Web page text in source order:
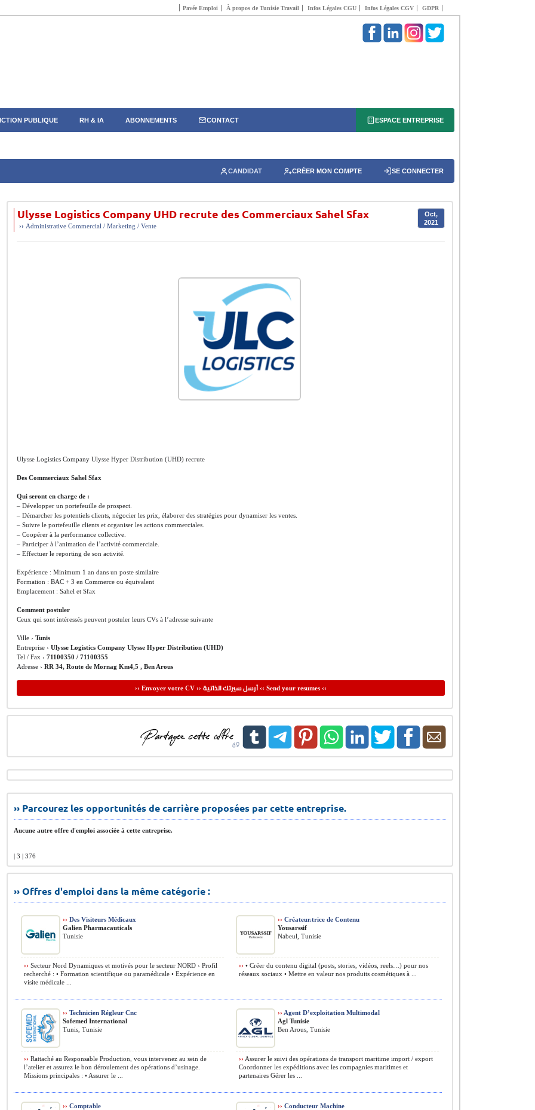
Pavée Emploi À propos de Tunisie Travail Infos Légales CGU Infos Légales CGV GDPR
PUBLIQUE RH & IA ABONNEMENTS CONTACT ESPACE ENTREPRISE
CANDIDAT CRÉER MON COMPTE SE CONNECTER
Ulysse Logistics Company UHD recrute des Commerciaux Sahel Sfax
Oct,
2021
›› Administrative Commercial / Marketing / Vente
Ulysse Logistics Company Ulysse Hyper Distribution (UHD) recrute
Des Commerciaux Sahel Sfax
Qui seront en charge de :
– Développer un portefeuille de prospect.
– Démarcher les potentiels clients, négocier les prix, élaborer des stratégies pour dynamiser les ventes.
– Suivre le portefeuille clients et organiser les actions commerciales.
– Coopérer à la performance collective.
– Participer à l’animation de l’activité commerciale.
– Effectuer le reporting de son activité.
Expérience : Minimum 1 an dans un poste similaire
Formation : BAC + 3 en Commerce ou équivalent
Emplacement : Sahel et Sfax
Comment postuler
Ceux qui sont intéressés peuvent postuler leurs CVs à l’adresse suivante
Ville › Tunis
Entreprise › Ulysse Logistics Company Ulysse Hyper Distribution (UHD)
Tel / Fax › 71100350 / 71100355
Adresse › RR 34, Route de Mornag Km4,5 , Ben Arous
›› Envoyer votre CV ›› أرسل سيرتك الذاتية‹‹ Send your resumes ‹‹
›› Parcourez les opportunités de carrière proposées par cette entreprise.
Aucune autre offre d'emploi associée à cette entreprise.
| 3 | 376
›› Offres d'emploi dans la même catégorie :
›› Des Visiteurs Médicaux
Galien Pharmacauticals
Tunisie
›› Secteur Nord Dynamiques et motivés pour le secteur NORD › Profil
recherché : • Formation scientifique ou paramédicale • Expérience en
visite médicale ...
›› Créateur.trice de Contenu
Yousarssif
Nabeul, Tunisie
›› • Créer du contenu digital (posts, stories, vidéos, reels…) pour nos
réseaux sociaux • Mettre en valeur nos produits cosmétiques à ...
›› Technicien Régleur Cnc
Sofemed International
Tunis, Tunisie
›› Rattaché au Responsable Production, vous intervenez au sein de
l’atelier et assurez le bon déroulement des opérations d’usinage.
Missions principales : • Assurer le ...
›› Agent D’exploitation Multimodal
Agl Tunisie
Ben Arous, Tunisie
›› Assurer le suivi des opérations de transport maritime import / export
Coordonner les expéditions avec les compagnies maritimes et
partenaires Gérer les ...
›› Comptable
›› Conducteur Machine